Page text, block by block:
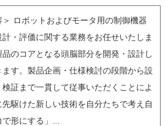
＞ ロボットおよびモータ用の制御機器
・評価に関する業務をお任せいたしま
のコアとなる頭脳部分を開発・設計し
ます。製品企画・仕様検討の段階から設
証まで一貫して従事いただくことによ
先駆けた新しい技術を自分たちで考え自
形にする」...